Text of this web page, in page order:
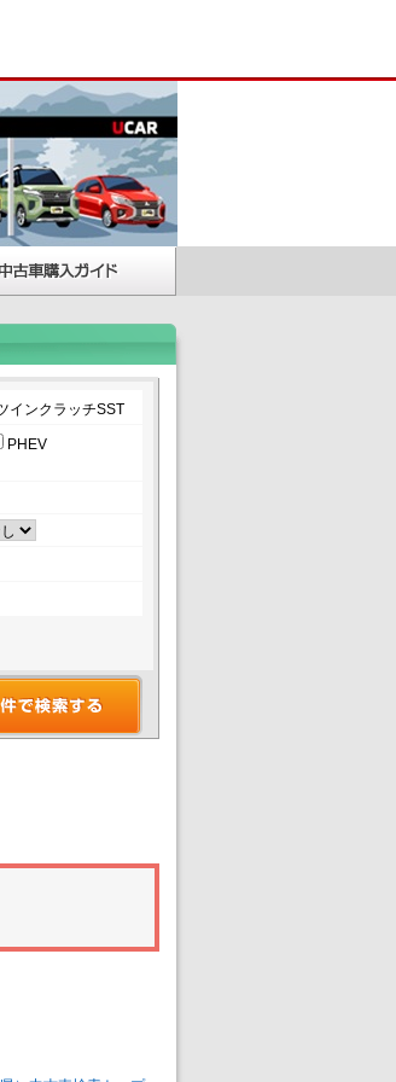
インクラッチSST
PHEV